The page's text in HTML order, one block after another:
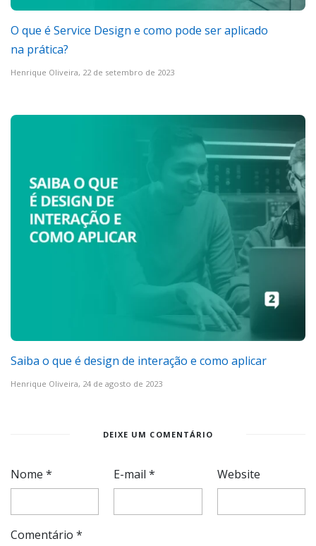
O que é Service Design e como pode ser aplicado
na prática?
Henrique Oliveira, 22 de setembro de 2023
Saiba o que é design de interação e como aplicar
Henrique Oliveira, 24 de agosto de 2023
DEIXE UM COMENTÁRIO
Nome * E-mail* Website
Comentário *